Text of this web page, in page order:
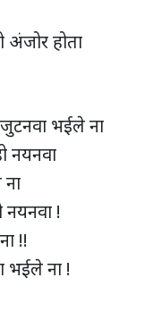
होता
भईले ना
नयनवा
नयनवा !
!!
भईले ना !